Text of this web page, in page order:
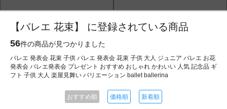
【バレエ 花束】 に登録されている商品
56件の商品が見つかりました
バレエ 発表会 花束 子供 バレエ 発表会 花束 子供 大人 ジュニア バレエ お花
発表会 バレエ発表会 プレゼント おすすめ おしゃれ かわいい 人気 記念品 ギ
フト 子供 大人 楽屋見舞い バリエーション ballet ballerina
おすすめ順 価格順 新着順